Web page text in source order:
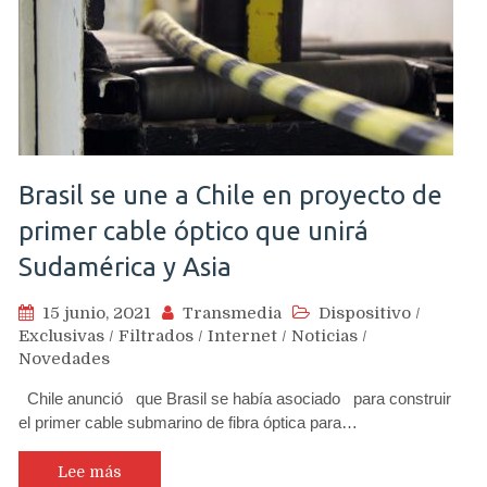
Brasil se une a Chile en proyecto de
primer cable óptico que unirá
Sudamérica y Asia
15 junio, 2021 Transmedia Dispositivo /
Exclusivas / Filtrados / Internet / Noticias /
Novedades
Chile anunció que Brasil se había asociado para construir
el primer cable submarino de fibra óptica para…
Lee más